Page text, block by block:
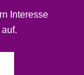
Interesse